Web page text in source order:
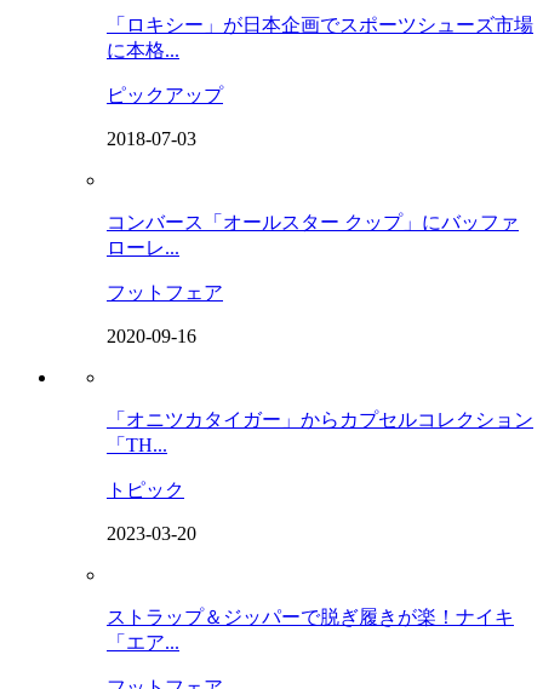
「ロキシー」が日本企画でスポーツシューズ市場
に本格...
ピックアップ
2018-07-03
コンバース「オールスター クップ」にバッファ
ローレ...
フットフェア
2020-09-16
「オニツカタイガー」からカプセルコレクション
「TH...
トピック
2023-03-20
ストラップ＆ジッパーで脱ぎ履きが楽！ナイキ
「エア...